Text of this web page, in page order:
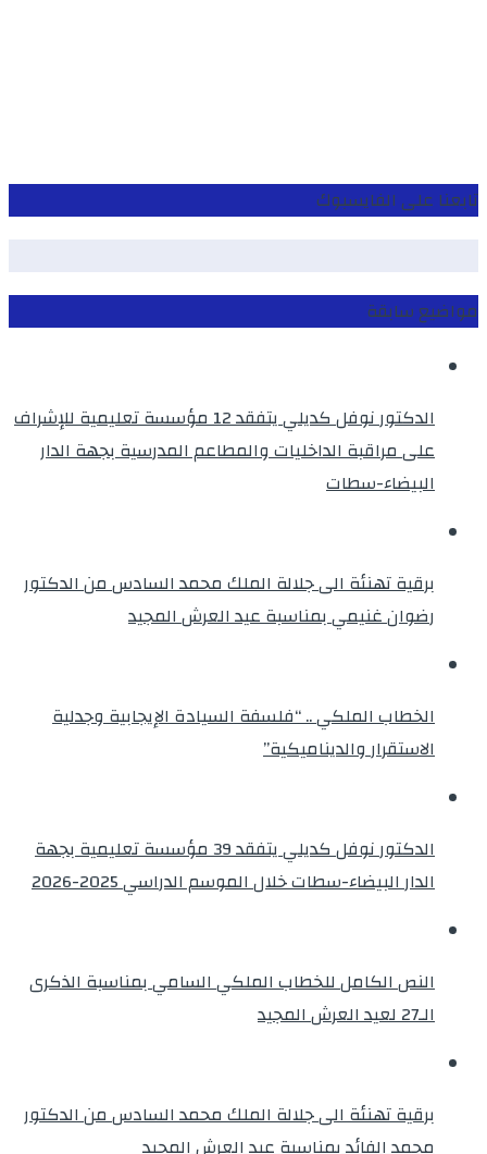
تابعنا على الفايسبوك
مواضيع سابقة
الدكتور نوفل كديلي يتفقد 12 مؤسسة تعليمية للإشراف
على مراقبة الداخليات والمطاعم المدرسية بجهة الدار
البيضاء-سطات
برقية تهنئة الى جلالة الملك محمد السادس من الدكتور
رضوان غنيمي بمناسبة عيد العرش المجيد
الخطاب الملكي .. “فلسفة السيادة الإيجابية وجدلية
الاستقرار والديناميكية”
الدكتور نوفل كديلي يتفقد 39 مؤسسة تعليمية بجهة
الدار البيضاء-سطات خلال الموسم الدراسي 2025-2026
النص الكامل للخطاب الملكي السامي بمناسبة الذكرى
الـ27 لعيد العرش المجيد
برقية تهنئة الى جلالة الملك محمد السادس من الدكتور
محمد الفائد بمناسبة عيد العرش المجيد